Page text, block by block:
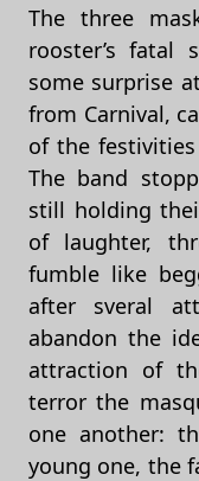
The three
rooster’s fatal
some surprise
from Carnival,
of the
The band
still holding
of laughter,
fumble like
after sveral
abandon the
attraction of
terror the
one another:
young one, the